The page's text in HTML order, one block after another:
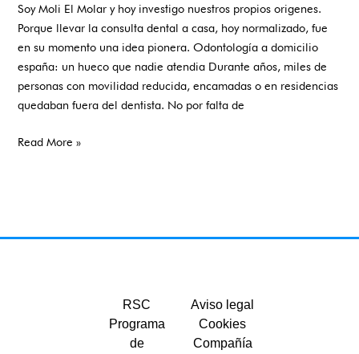
Soy Moli El Molar y hoy investigo nuestros propios origenes.
Porque llevar la consulta dental a casa, hoy normalizado, fue
en su momento una idea pionera. Odontología a domicilio
españa: un hueco que nadie atendia Durante años, miles de
personas con movilidad reducida, encamadas o en residencias
quedaban fuera del dentista. No por falta de
Read More »
RSC
Programa
de
Aviso legal
Cookies
Compañía